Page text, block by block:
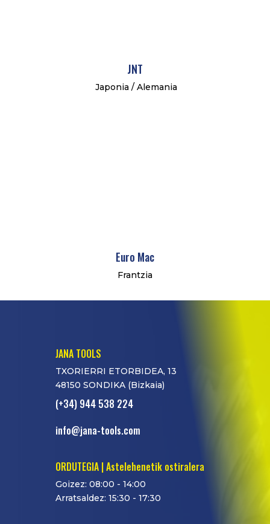
JNT
Japonia / Alemania
Euro Mac
Frantzia
JANA TOOLS
TXORIERRI ETORBIDEA, 13
48150 SONDIKA (Bizkaia)
(+34) 944 538 224
info@jana-tools.com
ORDUTEGIA | Astelehenetik ostiralera
Goizez: 08:00 - 14:00
Arratsaldez: 15:30 - 17:30